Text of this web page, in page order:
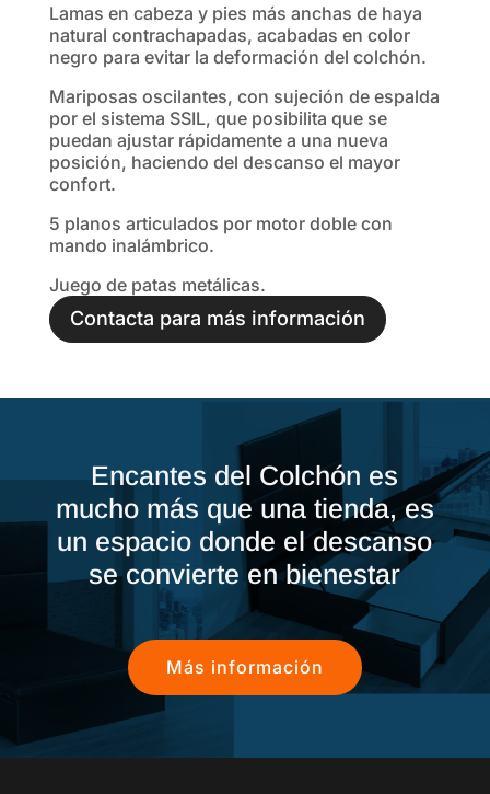
Lamas en cabeza y pies más anchas de haya
natural contrachapadas, acabadas en color
negro para evitar la deformación del colchón.
Mariposas oscilantes, con sujeción de espalda
por el sistema SSIL, que posibilita que se
puedan ajustar rápidamente a una nueva
posición, haciendo del descanso el mayor
confort.
5 planos articulados por motor doble con
mando inalámbrico.
Juego de patas metálicas.
Contacta para más información
Encantes del Colchón es
mucho más que una tienda, es
un espacio donde el descanso
se convierte en bienestar
Más información